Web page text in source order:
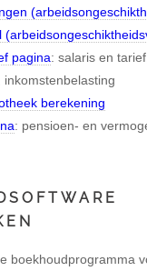
pagina: salaris en
inkomstenbelasting
berekening
: pensioen- en
boekhoudprogramma